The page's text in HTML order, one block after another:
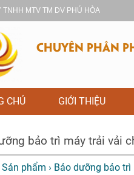
TNHH MTV TM DV PHÚ HÒA
CHUYÊN PHÂN
CHỦ GIỚI THIỆU
bảo trì máy trải vải
Sản phẩm › Bảo dưỡng bảo